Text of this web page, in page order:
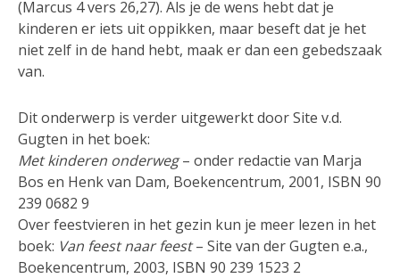
(Marcus 4 vers 26,27). Als je de wens hebt dat je
kinderen er iets uit oppikken, maar beseft dat je het
niet zelf in de hand hebt, maak er dan een gebedszaak
van.
Dit onderwerp is verder uitgewerkt door Site v.d.
Gugten in het boek:
Met kinderen onderweg– onder redactie van Marja
Bos en Henk van Dam, Boekencentrum, 2001, ISBN 90
239 0682 9
Over feestvieren in het gezin kun je meer lezen in het
boek: Van feest naar feest– Site van der Gugten e.a.,
Boekencentrum, 2003, ISBN 90 239 1523 2